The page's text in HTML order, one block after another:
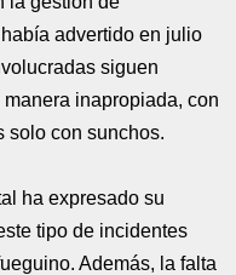
advertido en julio
siguen
inapropiada, con
solo con sunchos.
ha expresado su
tipo de incidentes
Además, la falta